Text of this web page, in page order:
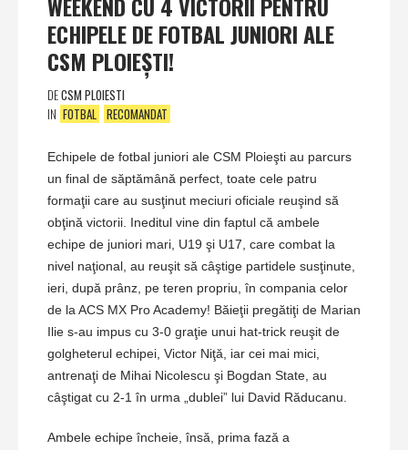
ECHIPELE DE FOTBAL JUNIORI ALE
CSM PLOIEŞTI!
DECSM PLOIESTI
IN FOTBAL RECOMANDAT
Echipele de fotbal juniori ale CSM Ploieşti au parcurs
un final de săptămână perfect, toate cele patru
formaţii care au susţinut meciuri oficiale reuşind să
obţină victorii. Ineditul vine din faptul că ambele
echipe de juniori mari, U19 şi U17, care combat la
nivel naţional, au reuşit să câştige partidele susţinute,
ieri, după prânz, pe teren propriu, în compania celor
de la ACS MX Pro Academy! Băieţii pregătiţi de Marian
Ilie s-au impus cu 3-0 graţie unui hat-trick reuşit de
golgheterul echipei, Victor Niţă, iar cei mai mici,
antrenaţi de Mihai Nicolescu şi Bogdan State, au
câştigat cu 2-1 în urma „dublei” lui David Răducanu.
Ambele echipe încheie, însă, prima fază a